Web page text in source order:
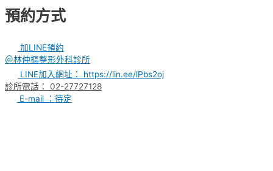
預約方式
加LINE預約
＠林仲樞整形外科診所
LINE加入網址： https://lin.ee/lPbs2oj
診所電話： 02-27727128
E-mail ：待定